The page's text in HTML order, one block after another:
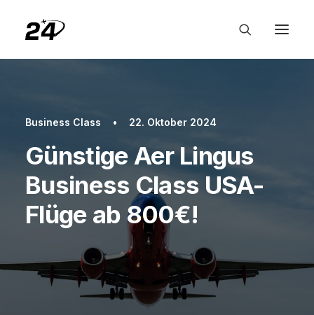
Business Class • 22. Oktober 2024
Günstige Aer Lingus
Business Class USA-
Flüge ab 800€!